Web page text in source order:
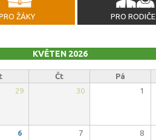
ŽÁKY PRO RODIČE
KVĚTEN 2026
Čt Pá
29 30 1
6 7 8